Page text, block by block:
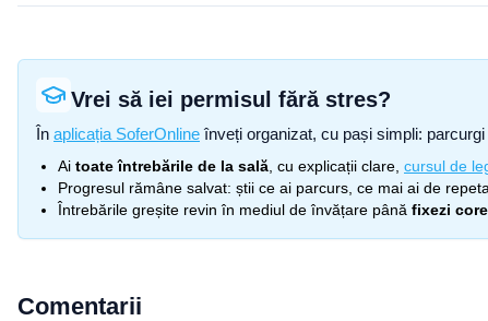
Vrei să iei permisul fără stres?
În aplicația SoferOnline înveți organizat, cu pași simpli:
Ai toate întrebările de la sală , cu explicații clare, cursul de
Progresul rămâne salvat: știi ce ai parcurs, ce mai ai de
Întrebările greșite revin în mediul de învățare până fixezi
Comentarii